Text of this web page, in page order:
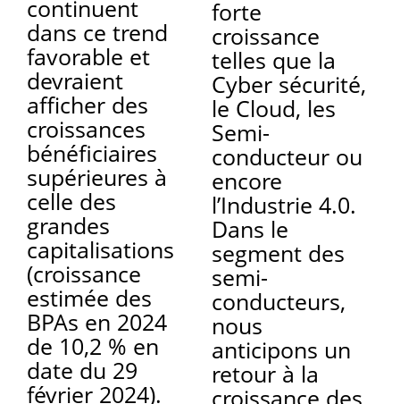
continuent
dans ce trend
favorable et
devraient
afficher des
croissances
bénéficiaires
supérieures à
celle des
grandes
capitalisations
(croissance
estimée des
BPAs en 2024
de 10,2 % en
date du 29
février 2024).
forte
croissance
telles que la
Cyber sécurité,
le Cloud, les
Semi-
conducteur ou
encore
l’Industrie 4.0.
Dans le
segment des
semi-
conducteurs,
nous
anticipons un
retour à la
croissance des